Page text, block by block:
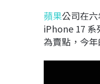
b
o
o
蘋果公司在
iPhone 17
為賣點，今年